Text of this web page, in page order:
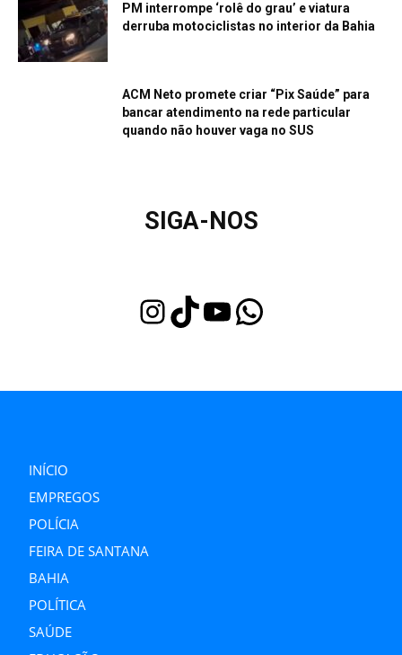
PM interrompe ‘rolê do grau’ e viatura
derruba motociclistas no interior da Bahia
ACM Neto promete criar “Pix Saúde” para
bancar atendimento na rede particular
quando não houver vaga no SUS
SIGA-NOS
InstagramTikTok Youtube WhatsApp
INÍCIO
EMPREGOS
POLÍCIA
FEIRA DE SANTANA
BAHIA
POLÍTICA
SAÚDE